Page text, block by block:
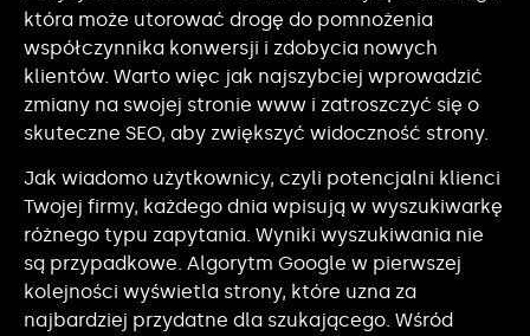
która może utorować drogę do pomnożenia
współczynnika konwersji i zdobycia nowych
klientów. Warto więc jak najszybciej wprowadzić
zmiany na swojej stronie www i zatroszczyć się o
skuteczne SEO, aby zwiększyć widoczność strony.
Jak wiadomo użytkownicy, czyli potencjalni klienci
Twojej firmy, każdego dnia wpisują w wyszukiwarkę
różnego typu zapytania. Wyniki wyszukiwania nie
są przypadkowe. Algorytm Google w pierwszej
kolejności wyświetla strony, które uzna za
najbardziej przydatne dla szukającego. Wśród